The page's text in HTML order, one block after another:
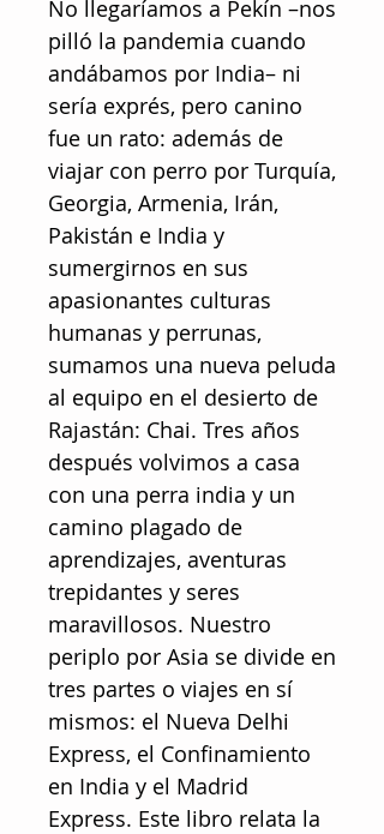
No llegaríamos a Pekín –nos
pilló la pandemia cuando
andábamos por India– ni
sería exprés, pero canino
fue un rato: además de
viajar con perro por Turquía,
Georgia, Armenia, Irán,
Pakistán e India y
sumergirnos en sus
apasionantes culturas
humanas y perrunas,
sumamos una nueva peluda
al equipo en el desierto de
Rajastán: Chai. Tres años
después volvimos a casa
con una perra india y un
camino plagado de
aprendizajes, aventuras
trepidantes y seres
maravillosos. Nuestro
periplo por Asia se divide en
tres partes o viajes en sí
mismos: el Nueva Delhi
Express, el Confinamiento
en India y el Madrid
Express. Este libro relata la